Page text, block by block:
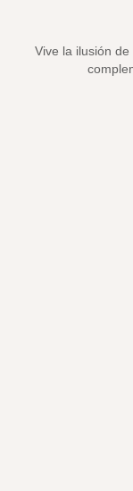
Vive la ilusión